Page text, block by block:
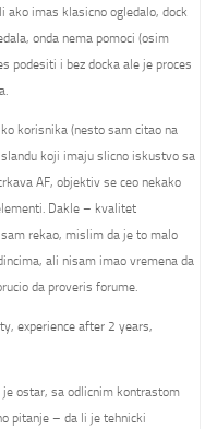
ako imas klasicno ogledalo, dock
onda nema pomoci (osim
podesiti i bez docka ale je proces
korisnika (nesto sam citao na
koji imaju slicno iskustvo sa
AF, objektiv se ceo nekako
Dakle – kvalitet
rekao, mislim da je to malo
ali nisam imao vremena da
da proveris forume.
experience after 2 years,
ostar, sa odlicnim kontrastom
pitanje – da li je tehnicki